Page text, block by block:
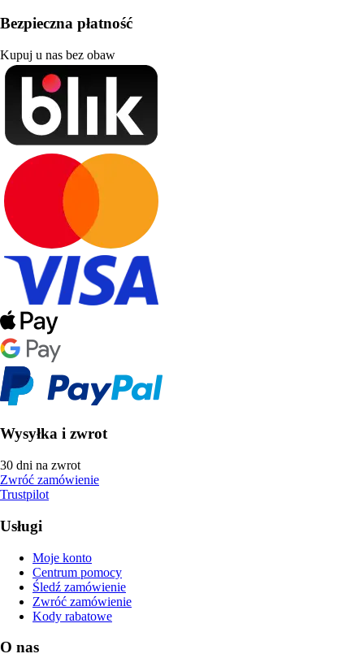
Bezpieczna płatność
Kupuj u nas bez obaw
Wysyłka i zwrot
30 dni na zwrot
Zwróć zamówienie
Trustpilot
Usługi
Moje konto
Centrum pomocy
Śledź zamówienie
Zwróć zamówienie
Kody rabatowe
O nas